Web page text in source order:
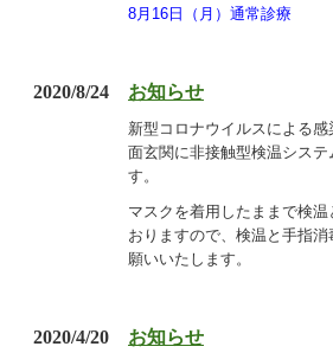
8月16日（月）通常診療
2020/8/24 お知らせ
新型コロナウイルスによる
面玄関に非接触型検温システ
す。
マスクを着用したままで検
おりますので、検温と手指
願いいたします。
2020/4/20 お知らせ